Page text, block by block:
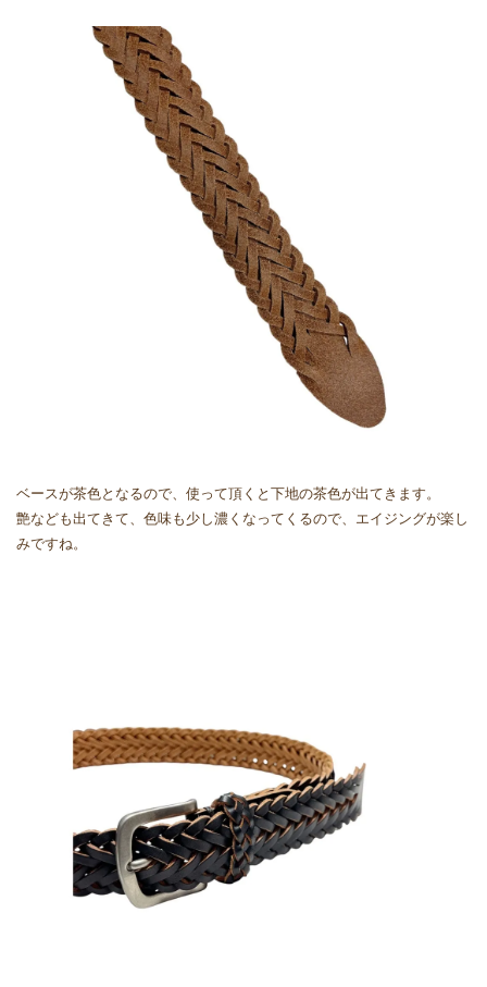
ベースが茶色となるので、使って頂くと下地の茶色が出てきます。
艶なども出てきて、色味も少し濃くなってくるので、エイジングが楽し
みですね。